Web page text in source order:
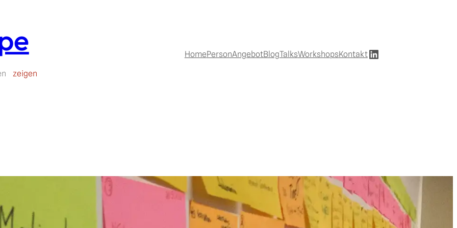
zeigen
HomePersonAngebotBlogTalksWorkshopsKontaktLinkedIn